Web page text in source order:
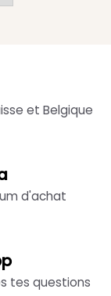
et Belgique
d'achat
tes questions